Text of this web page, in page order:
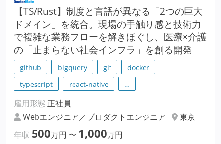
【TS/Rust】制度と言語が異なる「2つの巨大
ドメイン」を統合。現場の手触り感と技術力
で複雑な業務フローを解きほぐし、医療×介護
の「止まらない社会インフラ」を創る開発
github bigquery git
docker
typescript
react-native …
雇用形態 正社員
Webエンジニア／プロダクトエンジニア
東京
年収 500万円 〜 1,000万円